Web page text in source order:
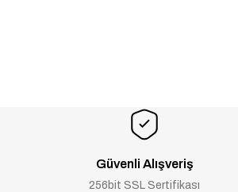
Güvenli Alışveriş
256bit SSL Sertifikası